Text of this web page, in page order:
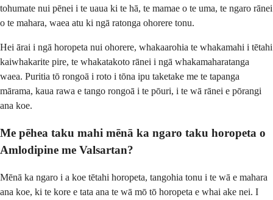
tohumate nui pēnei i te uaua ki te hā, te mamae o te uma, te ngaro rānei
o te mahara, waea atu ki ngā ratonga ohorere tonu.
Hei ārai i ngā horopeta nui ohorere, whakaarohia te whakamahi i tētahi
kaiwhakarite pire, te whakatakoto rānei i ngā whakamaharatanga
waea. Puritia tō rongoā i roto i tōna ipu taketake me te tapanga
mārama, kaua rawa e tango rongoā i te pōuri, i te wā rānei e pōrangi
ana koe.
Me pēhea taku mahi mēnā ka ngaro taku horopeta o
Amlodipine me Valsartan?
Mēnā ka ngaro i a koe tētahi horopeta, tangohia tonu i te wā e mahara
ana koe, ki te kore e tata ana te wā mō tō horopeta e whai ake nei. I